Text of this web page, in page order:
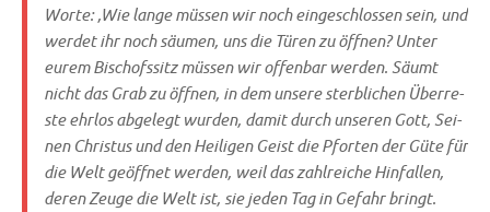
Wor­te: ‚Wie lan­ge müs­sen wir noch ein­ge­schlos­sen sein, und
wer­det ihr noch säu­men, uns die Türen zu öff­nen? Unter
eurem Bischofs­sitz müs­sen wir offen­bar wer­den. Säumt
nicht das Grab zu öff­nen, in dem unse­re sterb­li­chen Über­re­
ste ehr­los abge­legt wur­den, damit durch unse­ren Gott, Sei­
nen Chri­stus und den Hei­li­gen Geist die Pfor­ten der Güte für
die Welt geöff­net wer­den, weil das zahl­rei­che Hin­fal­len,
deren Zeu­ge die Welt ist, sie jeden Tag in Gefahr bringt.